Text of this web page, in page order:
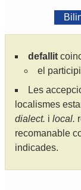
defallit
el
Les
localismes
dialect. i local.
recomanable
indicades.